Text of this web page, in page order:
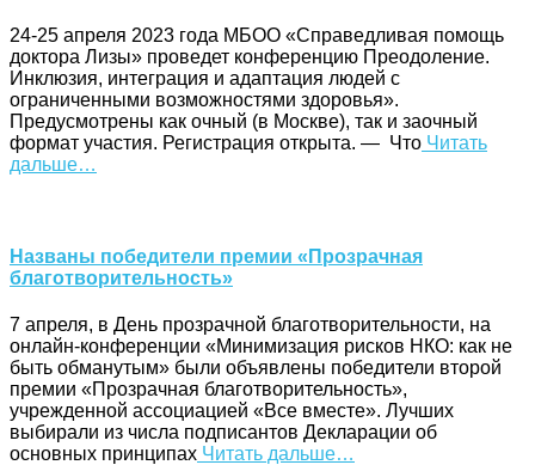
24-25 апреля 2023 года МБОО «Справедливая помощь
доктора Лизы» проведет конференцию Преодоление.
Инклюзия, интеграция и адаптация людей с
ограниченными возможностями здоровья».
Предусмотрены как очный (в Москве), так и заочный
формат участия. Регистрация открыта. — Что Читать
дальше…
Названы победители премии «Прозрачная
благотворительность»
7 апреля, в День прозрачной благотворительности, на
онлайн-конференции «Минимизация рисков НКО: как не
быть обманутым» были объявлены победители второй
премии «Прозрачная благотворительность»,
учрежденной ассоциацией «Все вместе». Лучших
выбирали из числа подписантов Декларации об
основных принципах Читать дальше…